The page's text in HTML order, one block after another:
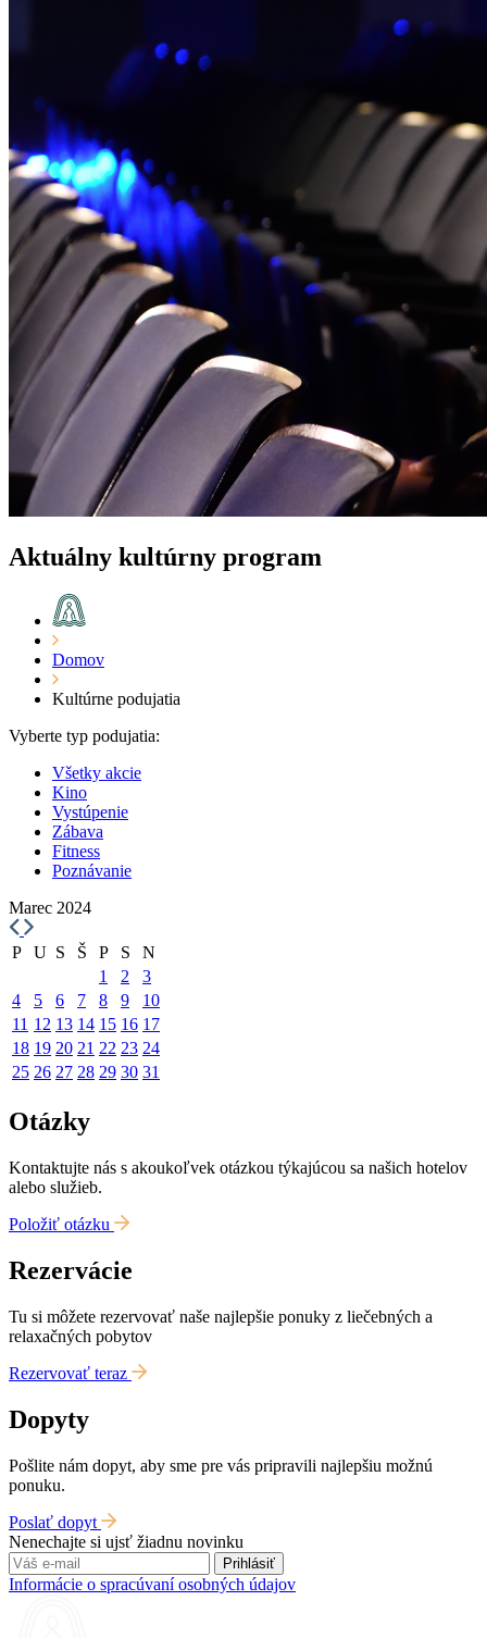
Aktuálny kultúrny program
Domov
Kultúrne podujatia
Vyberte typ podujatia:
Všetky akcie
Kino
Vystúpenie
Zábava
Fitness
Poznávanie
Marec 2024
P U S Š P S
N
1
2
3
4
5 6 7 8 9
10
11 12 13 14 15 16 17
18 19 20 21 22 23 24
25 26 27 28 29 30 31
Otázky
Kontaktujte nás s akoukoľvek otázkou týkajúcou sa našich hotelov
alebo služieb.
Položiť otázku
Rezervácie
Tu si môžete rezervovať naše najlepšie ponuky z liečebných a
relaxačných pobytov
Rezervovať teraz
Dopyty
Pošlite nám dopyt, aby sme pre vás pripravili najlepšiu možnú
ponuku.
Poslať dopyt
Nenechajte si ujsť žiadnu novinku
Prihlásiť
Informácie o spracúvaní osobných údajov